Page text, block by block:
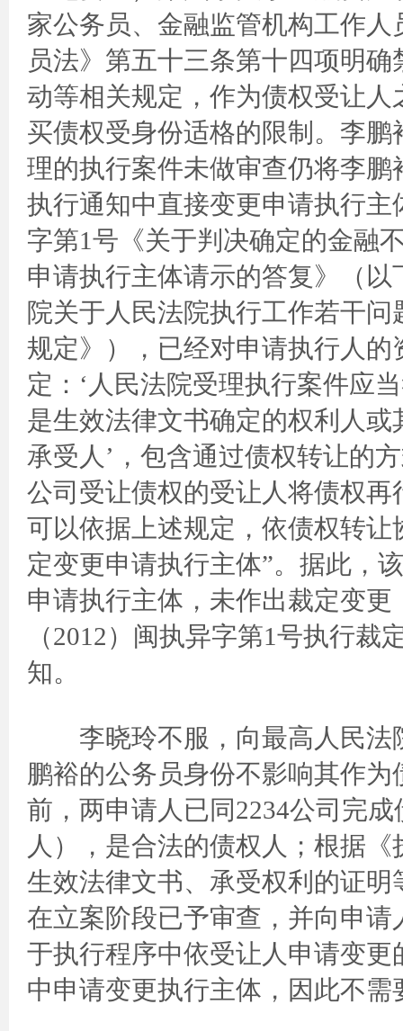
家公务员、金融监管机构工作
员法》第五十三条第十四项明
动等相关规定，作为债权受让
买债权受身份适格的限制。李
理的执行案件未做审查仍将李
执行通知中直接变更申请执行
字第1号《关于判决确定的金融
申请执行主体请示的答复》（
院关于人民法院执行工作若干
规定》），已经对申请执行人
定：‘人民法院受理执行案件应
是生效法律文书确定的权利人或
承受人’，包含通过债权转让的
公司受让债权的受让人将债权
可以依据上述规定，依债权转
定变更申请执行主体”。据此，
申请执行主体，未作出裁定变
（2012）闽执异字第1号执行
知。
李晓玲不服，向最高人民法
鹏裕的公务员身份不影响其作
前，两申请人已同2234公司完
人），是合法的债权人；根据
生效法律文书、承受权利的证
在立案阶段已予审查，并向申
于执行程序中依受让人申请变
中申请变更执行主体，因此不